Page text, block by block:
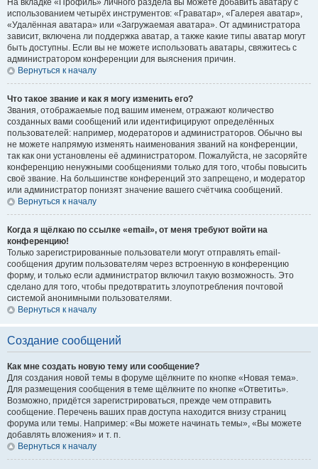
На вкладке «Профиль» личного раздела вы можете добавить аватару с
использованием четырёх инструментов: «Граватар», «Галерея аватар»,
«Удалённая аватара» или «Загружаемая аватара». От администратора
зависит, включена ли поддержка аватар, а также какие типы аватар могут
быть доступны. Если вы не можете использовать аватары, свяжитесь с
администратором конференции для выяснения причин.
Вернуться к началу
Что такое звание и как я могу изменить его?
Звания, отображаемые под вашим именем, отражают количество
созданных вами сообщений или идентифицируют определённых
пользователей: например, модераторов и администраторов. Обычно вы
не можете напрямую изменять наименования званий на конференции,
так как они установлены её администратором. Пожалуйста, не засоряйте
конференцию ненужными сообщениями только для того, чтобы повысить
своё звание. На большинстве конференций это запрещено, и модератор
или администратор понизят значение вашего счётчика сообщений.
Вернуться к началу
Когда я щёлкаю по ссылке «email», от меня требуют войти на
конференцию!
Только зарегистрированные пользователи могут отправлять email-
сообщения другим пользователям через встроенную в конференцию
форму, и только если администратор включил такую возможность. Это
сделано для того, чтобы предотвратить злоупотребления почтовой
системой анонимными пользователями.
Вернуться к началу
Создание сообщений
Как мне создать новую тему или сообщение?
Для создания новой темы в форуме щёлкните по кнопке «Новая тема».
Для размещения сообщения в теме щёлкните по кнопке «Ответить».
Возможно, придётся зарегистрироваться, прежде чем отправить
сообщение. Перечень ваших прав доступа находится внизу страниц
форума или темы. Например: «Вы можете начинать темы», «Вы можете
добавлять вложения» и т. п.
Вернуться к началу